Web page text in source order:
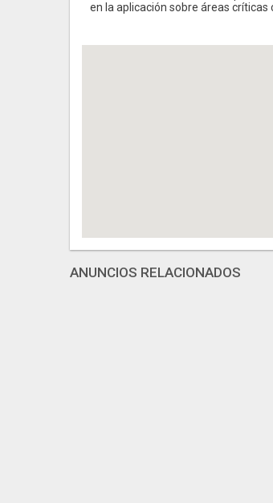
en la aplicación sobre áreas
ANUNCIOS RELACIONADOS